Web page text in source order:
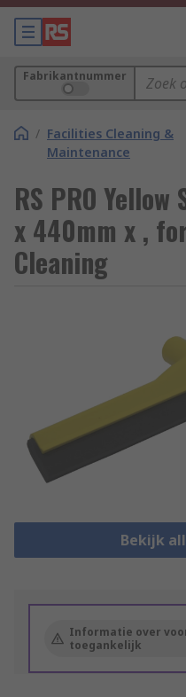
Fabrikantnummer
/ Facilities Cleaning &
Maintenance
RS PRO Yellow
x 440mm x ,
Cleaning
Bekijk
Informatie over
toegankelijk